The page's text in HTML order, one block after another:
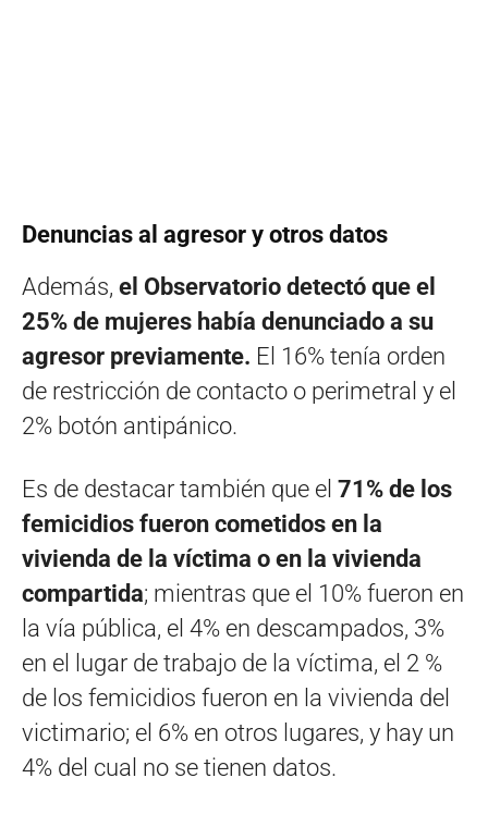
Denuncias al agresor y otros datos
Además, el Observatorio detectó que el
25% de mujeres había denunciado a su
agresor previamente. El 16% tenía orden
de restricción de contacto o perimetral y el
2% botón antipánico.
Es de destacar también que el 71% de los
femicidios fueron cometidos en la
vivienda de la víctima o en la vivienda
compartida; mientras que el 10% fueron en
la vía pública, el 4% en descampados, 3%
en el lugar de trabajo de la víctima, el 2 %
de los femicidios fueron en la vivienda del
victimario; el 6% en otros lugares, y hay un
4% del cual no se tienen datos.